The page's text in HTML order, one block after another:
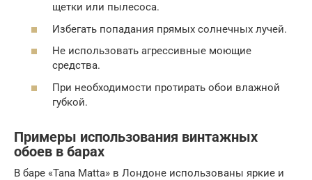
щетки или пылесоса.
Избегать попадания прямых солнечных лучей.
Не использовать агрессивные моющие
средства.
При необходимости протирать обои влажной
губкой.
Примеры использования винтажных
обоев в барах
В баре «Tana Matta» в Лондоне использованы яркие и